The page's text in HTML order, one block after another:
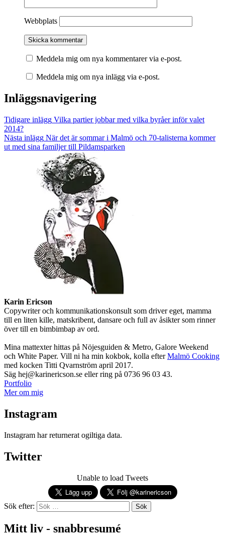
Webbplats
Meddela mig om nya kommentarer via e-post.
Meddela mig om nya inlägg via e-post.
Inläggsnavigering
Tidigare inlägg Vilka partier jobbar med vilka byråer inför valet
2014?
Nästa inlägg När det är sommar i Malmö och 70-talisterna kommer
ut med sina familjer till Pildamsparken
Karin Ericson
Copywriter och kommunikationskonsult som driver eget, mamma
till en liten kille, matskribent, dansare och full av åsikter som rinner
över till en bimbimbap av ord.
Mina mattexter hittas på Nöjesguiden & Metro, Galore Weekend
och White Paper. Vill ni ha min kokbok, kolla efterMalmö Cooking
med kocken Titti Qvarnström april 2017.
Säg hej@karinericson.se eller ring på 0736 96 03 43.
Portfolio
Mer om mig
Instagram
Instagram har returnerat ogiltiga data.
Twitter
Unable to load Tweets
Sök efter:
Mitt liv - snabbresumé